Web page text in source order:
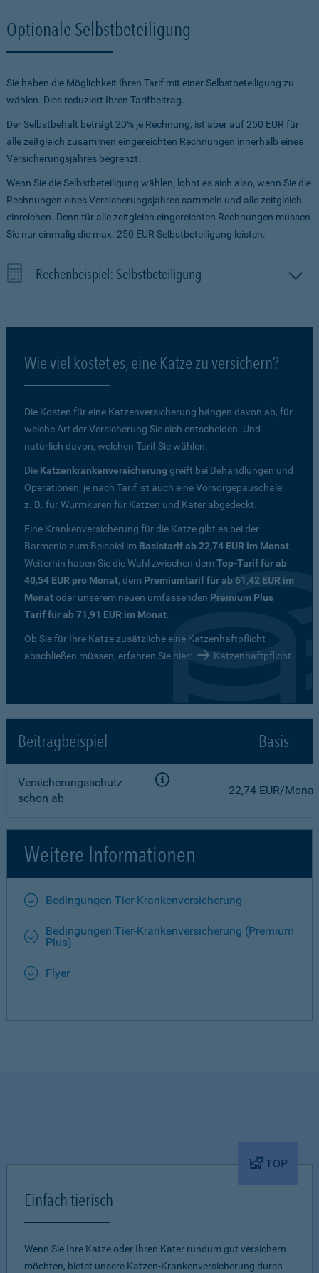
Optionale Selbstbeteiligung
Sie haben die Möglichkeit Ihren Tarif mit einer Selbstbeteiligung zu
wählen. Dies reduziert Ihren Tarifbeitrag.
Der Selbstbehalt beträgt 20% je Rechnung, ist aber auf 250 EUR für
alle zeitgleich zusammen eingereichten Rechnungen innerhalb eines
Versicherungsjahres begrenzt.
Wenn Sie die Selbstbeteiligung wählen, lohnt es sich also, wenn Sie die
Rechnungen eines Versicherungsjahres sammeln und alle zeitgleich
einreichen. Denn für alle zeitgleich eingereichten Rechnungen müssen
Sie nur einmalig die max. 250 EUR Selbstbeteiligung leisten.
Rechenbeispiel: Selbstbeteiligung
Wie viel kostet es, eine Katze zu versichern?
Die Kosten für eine Katzenversicherung hängen davon ab, für
welche Art der Versicherung Sie sich entscheiden. Und
natürlich davon, welchen Tarif Sie wählen.
Die Katzenkrankenversicherung greift bei Behandlungen und
Operationen, je nach Tarif ist auch eine Vorsorgepauschale,
z. B. für Wurmkuren für Katzen und Kater abgedeckt.
Eine Krankenversicherung für die Katze gibt es bei der
Barmenia zum Beispiel im Basistarif ab 22,74 EUR im Monat.
Weiterhin haben Sie die Wahl zwischen demTop-Tarif für ab
40,54 EUR pro Monat, dem Premiumtarif für ab 61,42 EUR im
Monatoder unserem neuen umfassenden Premium Plus
Tarif für ab 71,91 EUR im Monat.
Ob Sie für Ihre Katze zusätzliche eine Katzenhaftpflicht
abschließen müssen, erfahren Sie hier:
Katzenhaftpflicht
Beitragbeispiel Basis
Versicherungsschutz
schon ab
22,74 EUR/Monat
Weitere Informationen
Bedingungen Tier-Krankenversicherung
Bedingungen Tier-Krankenversicherung (Premium
Plus)
Flyer
TOP
Einfach tierisch
Wenn Sie Ihre Katze oder Ihren Kater rundum gut versichern
möchten, bietet unsere Katzen-Krankenversicherung durch